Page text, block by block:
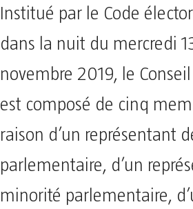
Institué par le Code
dans la nuit du mercredi
novembre 2019, le Conseil
est composé de cinq
raison d’un représentant
parlementaire, d’un
minorité parlementaire,